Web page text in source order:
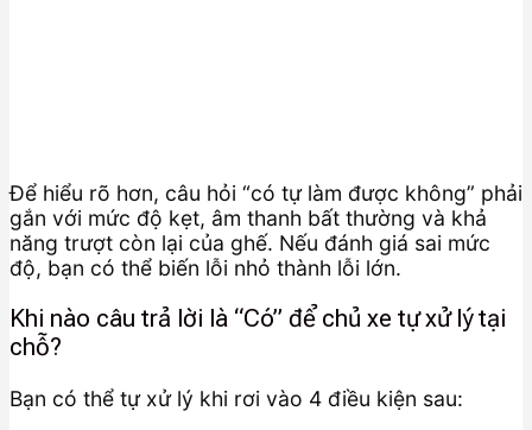
Để hiểu rõ hơn, câu hỏi “có tự làm được không” phải
gắn với mức độ kẹt, âm thanh bất thường và khả
năng trượt còn lại của ghế. Nếu đánh giá sai mức
độ, bạn có thể biến lỗi nhỏ thành lỗi lớn.
Khi nào câu trả lời là “Có” để chủ xe tự xử lý tại
chỗ?
Bạn có thể tự xử lý khi rơi vào 4 điều kiện sau: